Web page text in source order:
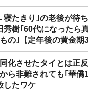
たきり｣の老後が待
樹｢60代になったら
の｣【定年後の黄金期3
化させたタイとは正
ら非難されても｢華僑
したワケ